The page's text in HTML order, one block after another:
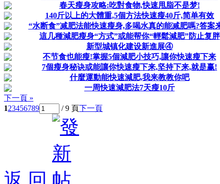
春天瘦身攻略:吃對食物,快速甩脂不是梦!
140斤以上的大體重,5個方法快速瘦40斤,简单有效
“水断食”减肥法能快速瘦身,多喝水真的能减肥嗎?答案
這几種減肥瘦身“方式”或能帮你“輕鬆減肥”防止复胖
新型城镇化建设新進展④
不节食也能瘦!掌握5個減肥小技巧,讓你快速瘦下来
7個瘦身秘诀或能讓你快速瘦下来,坚持下来,就是赢!
什麼運動能快速減肥,我来教教你吧
一周快速減肥法7天瘦10斤
下一頁 »
123456789 / 9 頁下一頁
返 回